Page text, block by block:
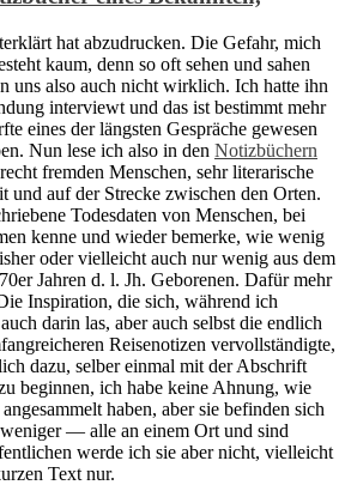
hat abzudrucken. Die Gefahr, mich
kaum, denn so oft sehen und sahen
uns also auch nicht wirklich. Ich hatte ihn
interviewt und das ist bestimmt mehr
eines der längsten Gespräche gewesen
Nun lese ich also in den Notizbüchern
fremden Menschen, sehr literarische
und auf der Strecke zwischen den Orten.
Todesdaten von Menschen, bei
kenne und wieder bemerke, wie wenig
oder vielleicht auch nur wenig aus dem
Jahren d. l. Jh. Geborenen. Dafür mehr
Inspiration, die sich, während ich
darin las, aber auch selbst die endlich
Reisenotizen vervollständigte,
dazu, selber einmal mit der Abschrift
beginnen, ich habe keine Ahnung, wie
haben, aber sie befinden sich
— alle an einem Ort und sind
werde ich sie aber nicht, vielleicht
Text nur.